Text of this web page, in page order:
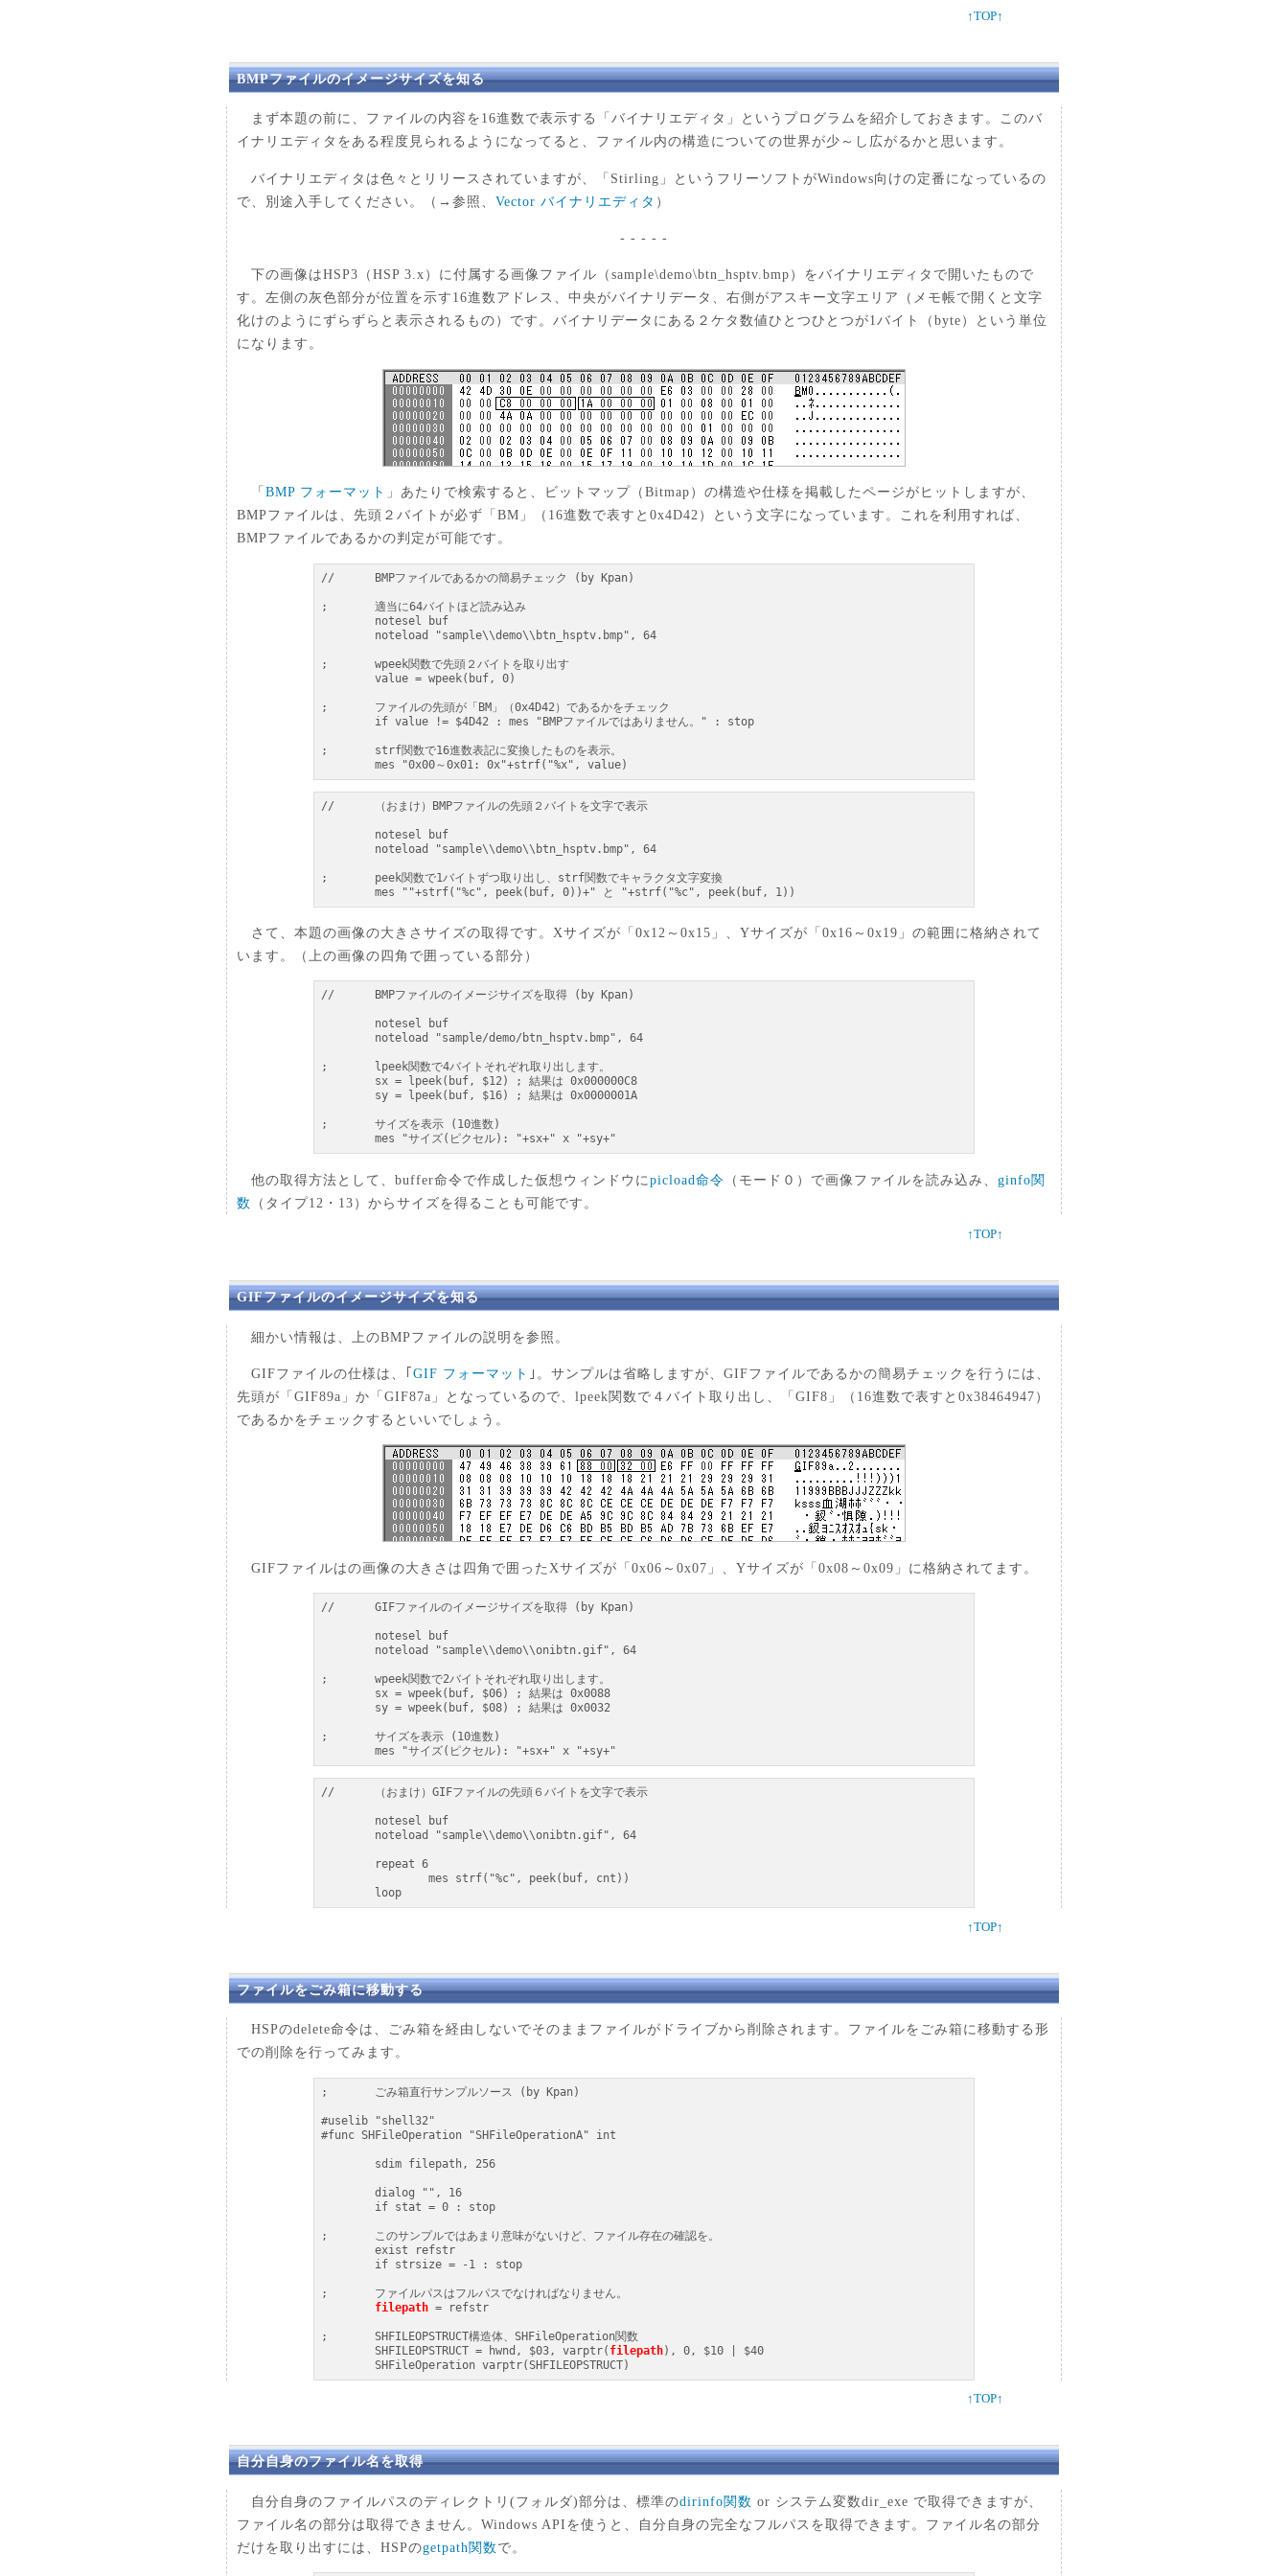
↑TOP↑
BMPファイルのイメージサイズを知る
まず本題の前に、ファイルの内容を16進数で表示する「バイナリエディタ」というプログラムを紹介しておきます。このバ
イナリエディタをある程度見られるようになってると、ファイル内の構造についての世界が少～し広がるかと思います。
バイナリエディタは色々とリリースされていますが、「Stirling」というフリーソフトがWindows向けの定番になっているの
で、別途入手してください。（→参照、 Vector バイナリエディタ ）
- - - - -
下の画像はHSP3（HSP 3.x）に付属する画像ファイル（sample\demo\btn_hsptv.bmp）をバイナリエディタで開いたもので
す。左側の灰色部分が位置を示す16進数アドレス、中央がバイナリデータ、右側がアスキー文字エリア（メモ帳で開くと文字
化けのようにずらずらと表示されるもの）です。バイナリデータにある２ケタ数値ひとつひとつが1バイト（byte）という単位
になります。
「 BMP フォーマット 」あたりで検索すると、ビットマップ（Bitmap）の構造や仕様を掲載したページがヒットしますが、
BMPファイルは、先頭２バイトが必ず「BM」（16進数で表すと0x4D42）という文字になっています。これを利用すれば、
BMPファイルであるかの判定が可能です。
//	BMPファイルであるかの簡易チェック (by Kpan)
;	適当に64バイトほど読み込み
;	wpeek関数で先頭２バイトを取り出す
;	ファイルの先頭が「BM」（0x4D42）であるかをチェック
;	strf関数で16進数表記に変換したものを表示。
	mes "0x00～0x01: 0x"+strf("%x", value)
//	（おまけ）BMPファイルの先頭２バイトを文字で表示
;	peek関数で1バイトずつ取り出し、strf関数でキャラクタ文字変換
	mes ""+strf("%c", peek(buf, 0))+" と "+strf("%c", peek(buf, 1))
さて、本題の画像の大きさサイズの取得です。Xサイズが「0x12～0x15」、Yサイズが「0x16～0x19」の範囲に格納されて
います。（上の画像の四角で囲っている部分）
//	BMPファイルのイメージサイズを取得 (by Kpan)
;	lpeek関数で4バイトそれぞれ取り出します。
;	サイズを表示 (10進数)
	mes "サイズ(ピクセル): "+sx+" x "+sy+"
他の取得方法として、buffer命令で作成した仮想ウィンドウにpicload命令 （モード０）で画像ファイルを読み込み、 ginfo関
数
（タイプ12・13）からサイズを得ることも可能です。
↑TOP↑
GIFファイルのイメージサイズを知る
細かい情報は、上のBMPファイルの説明を参照。
GIFファイルの仕様は、｢ GIF フォーマット ｣。サンプルは省略しますが、GIFファイルであるかの簡易チェックを行うには、
先頭が「GIF89a」か「GIF87a」となっているので、lpeek関数で４バイト取り出し、「GIF8」（16進数で表すと0x38464947）
であるかをチェックするといいでしょう。
GIFファイルはの画像の大きさは四角で囲ったXサイズが「0x06～0x07」、Yサイズが「0x08～0x09」に格納されてます。
//	GIFファイルのイメージサイズを取得 (by Kpan)
;	wpeek関数で2バイトそれぞれ取り出します。
;	サイズを表示 (10進数)
	mes "サイズ(ピクセル): "+sx+" x "+sy+"
//	（おまけ）GIFファイルの先頭６バイトを文字で表示
	loop
↑TOP↑
ファイルをごみ箱に移動する
HSPのdelete命令は、ごみ箱を経由しないでそのままファイルがドライブから削除されます。ファイルをごみ箱に移動する形
での削除を行ってみます。
;	ごみ箱直行サンプルソース (by Kpan)
#uselib "shell32"
#func SHFileOperation "SHFileOperationA" int
;	このサンプルではあまり意味がないけど、ファイル存在の確認を。
;	ファイルパスはフルパスでなければなりません。
filepath = refstr
;	SHFILEOPSTRUCT構造体、SHFileOperation関数
	SHFILEOPSTRUCT = hwnd, $03, varptr(
filepath), 0, $10 | $40
	SHFileOperation varptr(SHFILEOPSTRUCT)
↑TOP↑
自分自身のファイル名を取得
自分自身のファイルパスのディレクトリ(フォルダ)部分は、標準のdirinfo関数 or システム変数dir_exe で取得できますが、
ファイル名の部分は取得できません。Windows APIを使うと、自分自身の完全なフルパスを取得できます。ファイル名の部分
だけを取り出すには、HSPのgetpath関数で。